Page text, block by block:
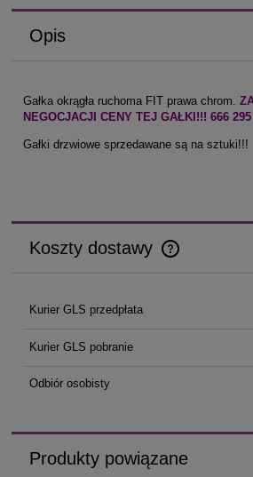
Opis
Gałka okrągła ruchoma FIT prawa chrom.
NEGOCJACJI CENY TEJ GAŁKI!!! 666
Gałki drzwiowe sprzedawane są na sztuki!!!
Koszty dostawy
Cena nie zawiera ewentualnych kosztów
Kurier GLS przedpłata
Kurier GLS pobranie
Odbiór osobisty
Produkty powiązane